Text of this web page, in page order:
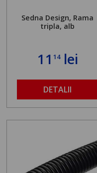
Sedna Design, Rama
tripla, alb
11 14lei
DETALII